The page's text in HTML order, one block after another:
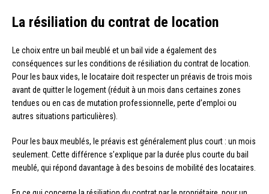
La résiliation du contrat de location
Le choix entre un bail meublé et un bail vide a également des
conséquences sur les conditions de résiliation du contrat de location.
Pour les baux vides, le locataire doit respecter un préavis de trois mois
avant de quitter le logement (réduit à un mois dans certaines zones
tendues ou en cas de mutation professionnelle, perte d’emploi ou
autres situations particulières).
Pour les baux meublés, le préavis est généralement plus court : un mois
seulement. Cette différence s’explique par la durée plus courte du bail
meublé, qui répond davantage à des besoins de mobilité des locataires.